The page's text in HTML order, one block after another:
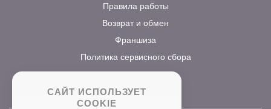
Правила работы
Возврат и обмен
Франшиза
Политика сервисного сбора
САЙТ ИСПОЛЬЗУЕТ
COOKIE